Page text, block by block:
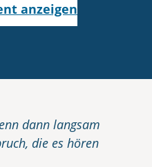
anzeigen
dann langsam
die es hören